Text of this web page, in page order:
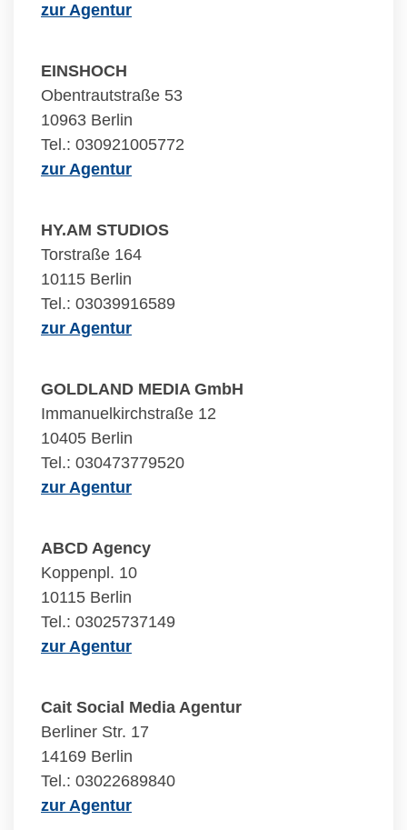
zur Agentur
EINSHOCH
Obentrautstraße 53
10963 Berlin
Tel.: 030921005772
zur Agentur
HY.AM STUDIOS
Torstraße 164
10115 Berlin
Tel.: 03039916589
zur Agentur
GOLDLAND MEDIA GmbH
Immanuelkirchstraße 12
10405 Berlin
Tel.: 030473779520
zur Agentur
ABCD Agency
Koppenpl. 10
10115 Berlin
Tel.: 03025737149
zur Agentur
Cait Social Media Agentur
Berliner Str. 17
14169 Berlin
Tel.: 03022689840
zur Agentur